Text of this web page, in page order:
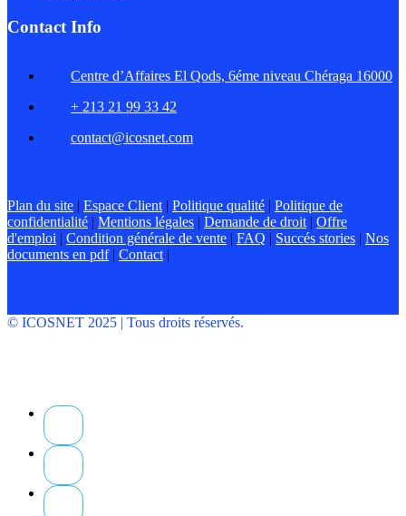
Contact Info
Centre d’Affaires El Qods, 6éme niveau Chéraga 16000
+ 213 21 99 33 42
contact@icosnet.com
Plan du site | Espace Client | Politique qualité | Politique de
confidentialité | Mentions légales | Demande de droit | Offre
d'emploi | Condition générale de vente | FAQ | Succés stories | Nos
documents en pdf| Contact |
© ICOSNET 2025 | Tous droits réservés.